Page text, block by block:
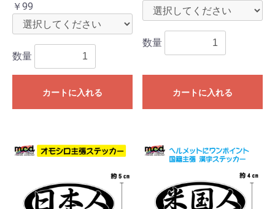
￥99
数量
カートに入れる
数量
カートに入れる